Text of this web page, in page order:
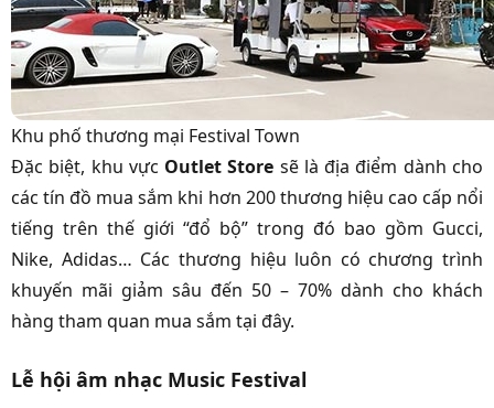
Khu phố thương mại Festival Town
Đặc biệt, khu vực Outlet Store sẽ là địa điểm dành cho
các tín đồ mua sắm khi hơn 200 thương hiệu cao cấp nổi
tiếng trên thế giới “đổ bộ” trong đó bao gồm Gucci,
Nike, Adidas… Các thương hiệu luôn có chương trình
khuyến mãi giảm sâu đến 50 – 70% dành cho khách
hàng tham quan mua sắm tại đây.
Lễ hội âm nhạc Music Festival